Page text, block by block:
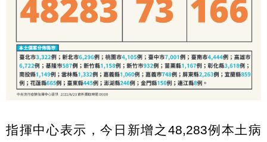
指揮中心表示，今日新增之48,283例本土病